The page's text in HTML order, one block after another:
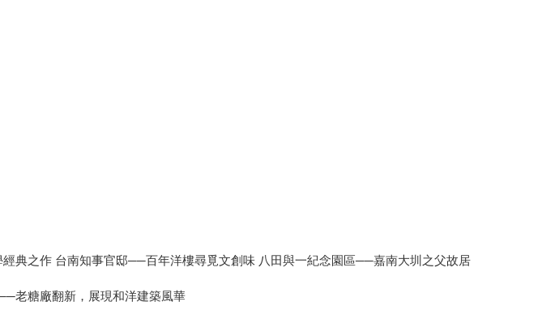
典之作 台南知事官邸──百年洋樓尋覓文創味 八田與一紀念園區──嘉南大圳之父故居
老糖廠翻新，展現和洋建築風華